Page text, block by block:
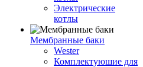
Электрические
котлы
Мембранные баки
Wester
Комплектуюшие для